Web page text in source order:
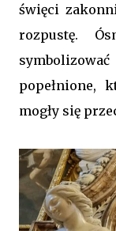
święci
rozpustę.
popełnione,
mogły się